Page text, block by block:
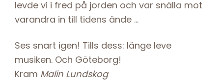
levde vi i fred på jorden och var snälla mot
varandra in till tidens ände …
Ses snart igen! Tills dess: länge leve
musiken. Och Göteborg!
Kram Malin Lundskog